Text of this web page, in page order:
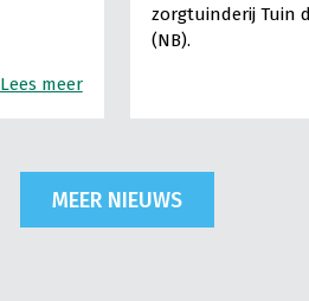
Lees meer
zorgtuinderij Tuin
(NB).
MEER NIEUWS